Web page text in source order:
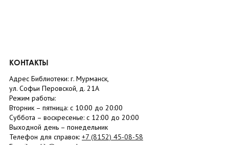
КОНТАКТЫ
Адрес Библиотеки: г. Мурманск,
ул. Софьи Перовской, д. 21А
Режим работы:
Вторник – пятница: с 10:00 до 20:00
Суббота – воскресенье: c 12:00 до 20:00
Выходной день – понедельник
Телефон для справок: +7 (8152) 45-08-58